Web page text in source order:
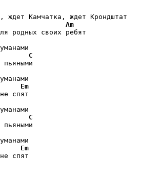
ждет Камчатка, ждет Крондштат
Am
родных своих ребят
C
пьяными
туманами
Em
спят
C
пьяными
туманами
Em
спят